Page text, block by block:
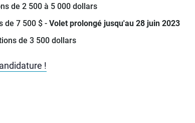
de 2 500 à 5 000 dollars
de 7 500 $ -Volet prolongé jusqu'au 28 juin 2023
de 3 500 dollars
!